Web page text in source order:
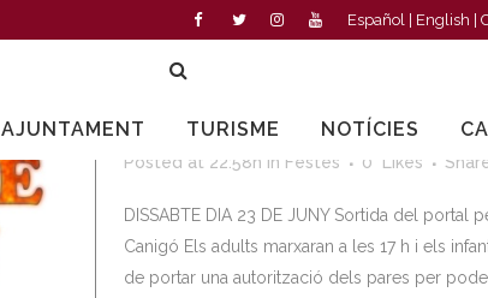
Español English
AJUNTAMENT TURISME NOTÍCIES
15 JUNY REVETLLA
Posted at 22:58h in Festes 0 Likes
DISSABTE DIA 23 DE JUNY Sortida del portal
Canigó Els adults marxaran a les 17 h i els
de portar una autorització dels pares per